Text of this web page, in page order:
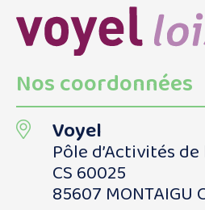
Nos coordonnées
Voyel
Pôle d’Activités
CS 60025
85607 MONTAIGU